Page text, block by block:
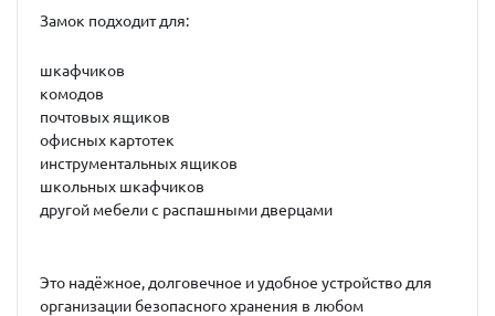
Замок подходит для:
шкафчиков
комодов
почтовых ящиков
офисных картотек
инструментальных ящиков
школьных шкафчиков
другой мебели с распашными дверцами
Это надёжное, долговечное и удобное устройство для
организации безопасного хранения в любом